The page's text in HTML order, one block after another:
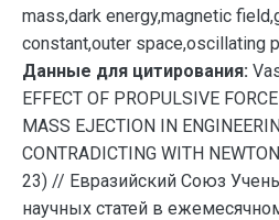
mass,dark energy,magnetic
constant,outer space,oscillating
Данные для цитирования:
EFFECT OF PROPULSIVE
MASS EJECTION IN
CONTRADICTING WITH
23) // Евразийский Союз
научных статей в